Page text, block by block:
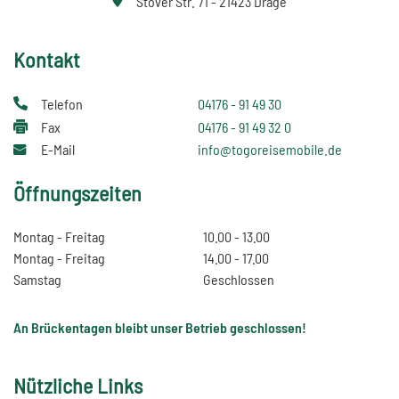
Kontakt
Telefon
04176 - 91 49 30
Fax
04176 - 91 49 32 0
E-Mail
info@togoreisemobile.de
Öffnungszeiten
Montag - Freitag
10.00 - 13.00
Montag - Freitag
14.00 - 17.00
Samstag
Geschlossen
An Brückentagen bleibt unser Betrieb geschlossen!
Nützliche Links